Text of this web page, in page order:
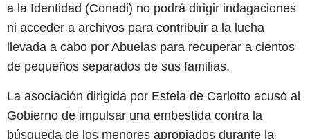
a la Identidad (Conadi) no podrá dirigir indagaciones
ni acceder a archivos para contribuir a la lucha
llevada a cabo por Abuelas para recuperar a cientos
de pequeños separados de sus familias.
La asociación dirigida por Estela de Carlotto acusó al
Gobierno de impulsar una embestida contra la
búsqueda de los menores apropiados durante la